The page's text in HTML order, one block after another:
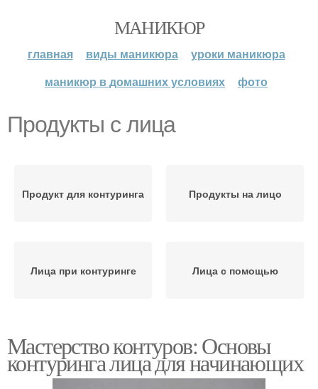
МАНИКЮР
главная виды маникюра
уроки маникюра
маникюр в домашних условиях
фото
Продукты с лица
Продукт для контуринга Продукты на лицо
Лица при контуринге Лица с помощью
Мастерство контуров: Основы
контуринга лица для начинающих